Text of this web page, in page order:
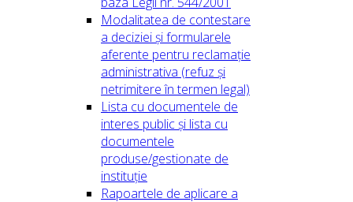
Modalitatea de contestare
a deciziei și formularele
aferente pentru reclamație
administrativa (refuz și
netrimitere în termen legal)
Lista cu documentele de
interes public și lista cu
documentele
produse/gestionate de
instituție
Rapoartele de aplicare a